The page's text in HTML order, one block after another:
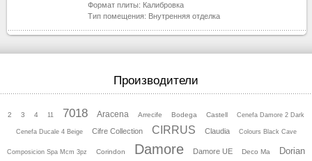
Формат плиты: Калибровка
Тип помещения: Внутренняя отделка
Производители
2 3 4 11 7018 Aracena Arrecife Bodega Castell Cenefa Damore 2 Dark
Cenefa Ducale 4 Beige Cifre Collection CIRRUS Claudia Colours Black Cave
Composicion Spa Mcm 3pz Corindon Damore Damore UE Deco Ma Dorian